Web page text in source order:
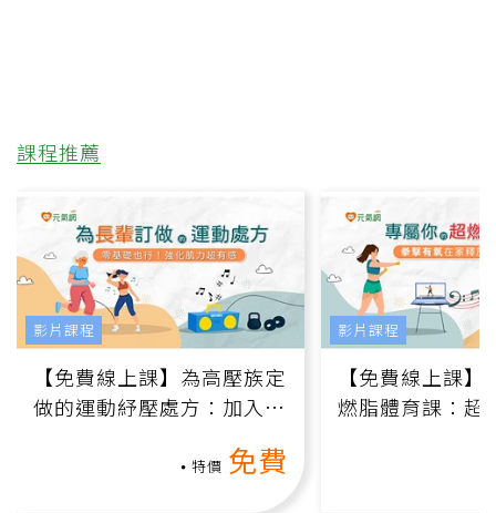
課程推薦
【免費線上課】為高壓族定
做的運動紓壓處方：加入行
特價 免費
影片課程
【免費線上課
燃脂體育課：超
影片課程